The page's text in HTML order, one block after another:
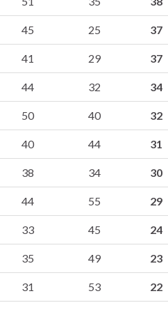
45 25 37
41 29 37
44 32 34
50 40 32
40 44 31
38 34 30
44 55 29
33 45 24
35 49 23
31 53 22